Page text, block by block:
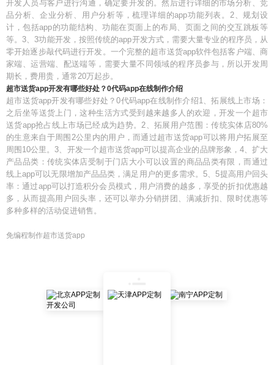
开发人员与客户进行沟通，确定要开发的。然后进行详细的市场分析、竞
品分析、企业分析、用户分析等，梳理详细的app功能列表。2、规划设
计，包括app的功能结构、功能在页面上的布局、页面之间的交互跳板等
等。3、3功能开发，按照传统的app开发方式，需要大量专业的程序员，从
零开始逐步敲代码进行开发。一个完整的超市送货app软件包括客户端、商
家端、运营端、配送端等，需要大量不同领域的程序员参与，所以开发周
期长，费用贵，通常20万起步。
超市送货app开发有哪些好处？0代码app在线制作介绍
超市送货app开发有哪些好处？0代码app在线制作介绍1、拓展线上市场：
之后坐等送货上门，这种生活方式受到越来越多人的欢迎，开发一个超市
送货app抢占线上市场已经成为趋势。2、拓展用户范围：传统实体店80%
的生意来自于周围2公里内的用户，而通过超市送货app可以将用户拓展至
周围10公里。3、开发一个超市送货app可以提高企业的品牌形象，4、扩大
产品品类：传统实体店受制于门店大小可以设置的商品品类有限，而通过
线上app可以无限增加产品品类，满足用户的更多需求。5、5提高用户回头
率：通过app可以打造积分会员模式，用户消费的越多，享受的折扣优惠越
多，从而提高用户回头率，还可以举办分销拼团、满减折扣、限时优惠等
多种多样的活动促进销售。
免编程制作超市送货app